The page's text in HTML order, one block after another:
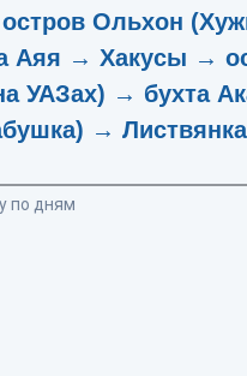
Ольхон
Аяя → Хакусы →
УАЗах) → бухта
→
по дням